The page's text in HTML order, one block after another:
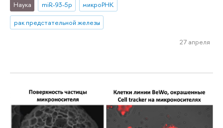
Наука miR-93-5p
микроРНК
рак предстательной железы
27 апреля